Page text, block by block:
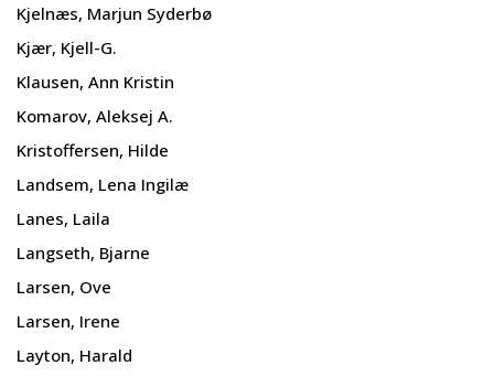
Kjelnæs, Marjun Syderbø
Kjær, Kjell-G.
Klausen, Ann Kristin
Komarov, Aleksej A.
Kristoffersen, Hilde
Landsem, Lena Ingilæ
Lanes, Laila
Langseth, Bjarne
Larsen, Ove
Larsen, Irene
Layton, Harald